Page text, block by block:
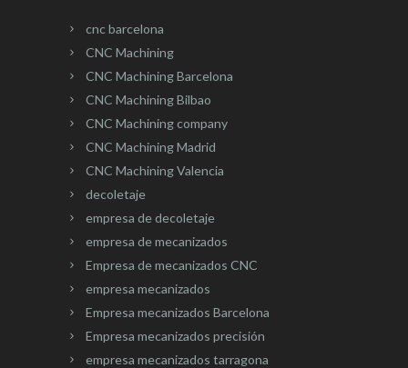
cnc barcelona
CNC Machining
CNC Machining Barcelona
CNC Machining Bilbao
CNC Machining company
CNC Machining Madrid
CNC Machining Valencia
decoletaje
empresa de decoletaje
empresa de mecanizados
Empresa de mecanizados CNC
empresa mecanizados
Empresa mecanizados Barcelona
Empresa mecanizados precisión
empresa mecanizados tarragona